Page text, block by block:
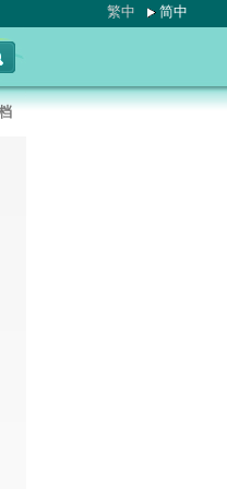
繁中 简中